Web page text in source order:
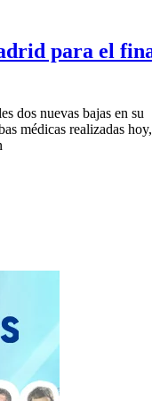
para el
dos nuevas bajas en su
médicas realizadas hoy,